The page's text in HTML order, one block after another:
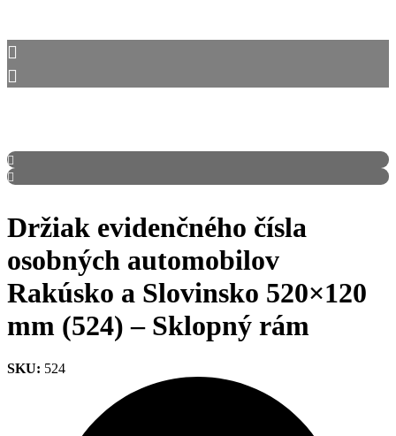
Držiak evidenčného čísla
osobných automobilov
Rakúsko a Slovinsko 520×120
mm (524) – Sklopný rám
SKU: 524